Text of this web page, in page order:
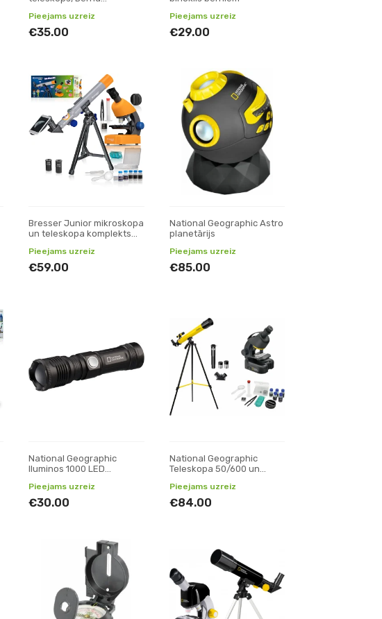
Pieejams uzreiz
€35.00
Pieejams uzreiz
€29.00
Bresser Junior mikroskopa
un teleskopa komplekts
Pieejams uzreiz
€59.00
National Geographic Astro
planetārijs
Pieejams uzreiz
€85.00
National Geographic
Iluminos 1000 LED
Pieejams uzreiz
€30.00
National Geographic
Teleskopa 50/600 un
komplekts
Pieejams uzreiz
€84.00